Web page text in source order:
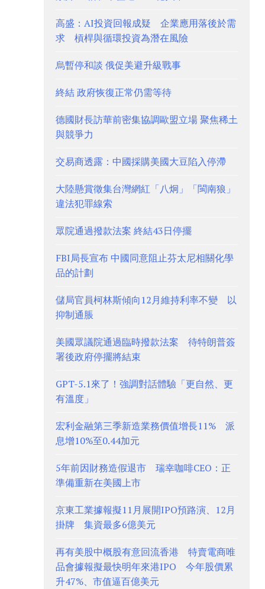
高盛：AI投資回報成疑 企業應用落後於需
求 槓桿與循環投資為潛在風險
烏暫停和談 俄促美避升級戰事
終結 政府恢復正常仍需等待
德國財長訪華前密集協調歐盟立場 聚焦稀土
與競爭力
交易商透露：中國採購美國大豆陷入停滯
大陸懸賞徵集台灣網紅「八炯」「閩南狼」
違法犯罪線索
眾院通過撥款法案 終結43日停擺
FBI局長宣布 中國同意阻止芬太尼相關化學
品的計劃
儲局官員柯林斯傾向12月維持利率不變 以
抑制通脹
美國眾議院通過臨時撥款法案 待特朗普簽
署後政府停擺將結束
GPT-5.1來了！強調對話體驗「更自然、更
有溫度」
宏利金融第三季新造業務價值增長11% 派
息增10%至0.44加元
5年前因財務造假退市 瑞幸咖啡CEO：正
準備重新在美國上市
京東工業據報擬11月展開IPO預路演、12月
掛牌 集資最多6億美元
再有美股中概股有意回流香港 特賣電商唯
品會據報擬最快明年來港IPO 今年股價累
升47%、市值逼百億美元